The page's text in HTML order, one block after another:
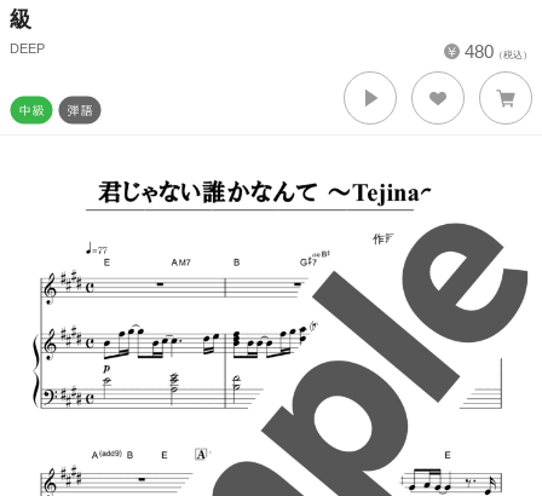
級
DEEP 480 （税込）